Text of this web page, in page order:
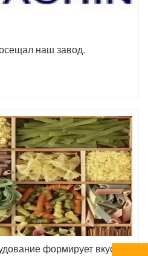
наш завод.
Как механическое оборудование формирует вкус макарон?